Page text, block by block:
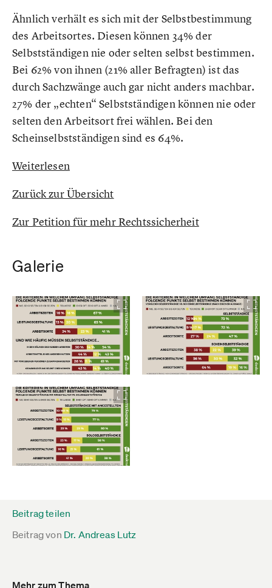
Ähnlich verhält es sich mit der Selbstbestimmung
des Arbeitsortes. Diesen können 34% der
Selbstständigen nie oder selten selbst bestimmen.
Bei 62% von ihnen (21% aller Befragten) ist das
durch Sachzwänge auch gar nicht anders machbar.
27% der „echten“ Selbstständigen können nie oder
selten den Arbeitsort frei wählen. Bei den
Scheinselbstständigen sind es 64%.
Weiterlesen
Zurück zur Übersicht
Zur Petition für mehr Rechtssicherheit
Galerie
Beitrag teilen
Beitrag von Dr. Andreas Lutz
Mehr zum Thema